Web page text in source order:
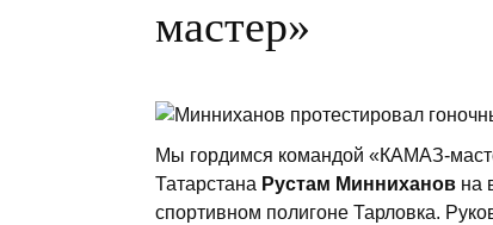
мастер»
Мы гордимся командой «КАМАЗ-
Татарстана Рустам Минниханов на
спортивном полигоне Тарловка.